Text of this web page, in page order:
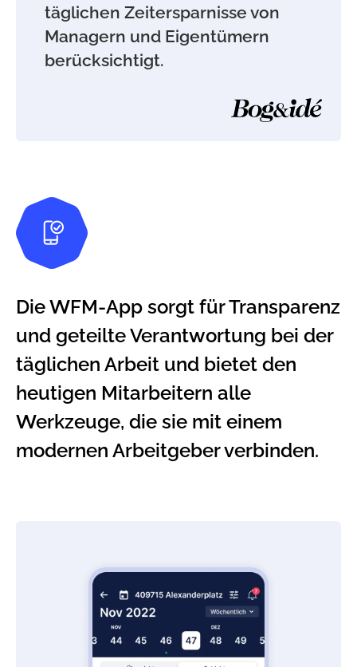
täglichen Zeitersparnisse von
Managern und Eigentümern
berücksichtigt.
Die WFM-App sorgt für Transparenz
und geteilte Verantwortung bei der
täglichen Arbeit und bietet den
heutigen Mitarbeitern alle
Werkzeuge, die sie mit einem
modernen Arbeitgeber verbinden.